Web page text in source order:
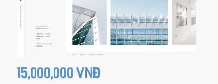
15,000,000 VNĐ